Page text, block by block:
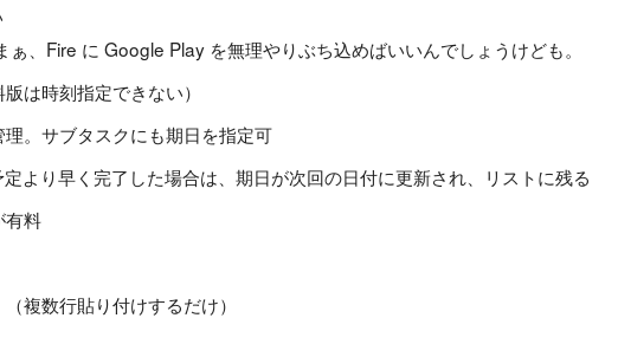
、Fire に Google Play を無理やりぶち込めばいいんでしょうけども。
は時刻指定できない）
。サブタスクにも期日を指定可
より早く完了した場合は、期日が次回の日付に更新され、リストに残る
有料
複数行貼り付けするだけ）